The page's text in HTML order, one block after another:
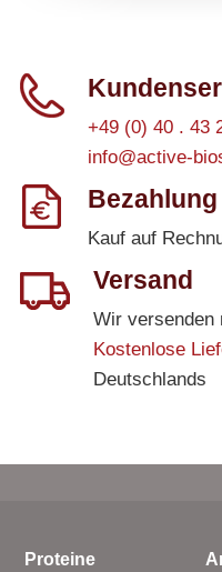
+49 (0) 40 . 43
info@active-
Bezahlung
Kauf auf
Versand
Wir versenden
Kostenlose
Deutschlands
Proteine